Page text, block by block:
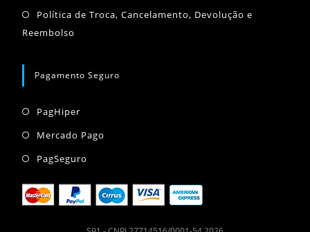
aba
em
Política de Troca, Cancelamento, Devolução e
Reembolso
Pagamento Seguro
PagHiperAbre
aba
Mercado Pago
nova
aba
PagSeguro
uma